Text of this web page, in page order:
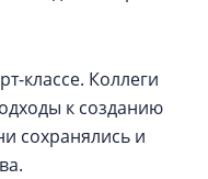
классе. Коллеги
к созданию
сохранялись и